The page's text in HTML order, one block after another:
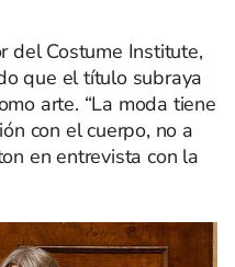
del Costume Institute,
que el título subraya
arte. “La moda tiene
con el cuerpo, no a
en entrevista con la